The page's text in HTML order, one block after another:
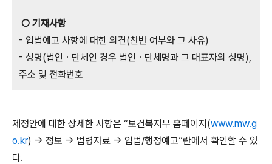
○ 기재사항
- 입법예고 사항에 대한 의견(찬반 여부와 그 사유)
- 성명(법인ㆍ단체인 경우 법인ㆍ단체명과 그 대표자의 성명),
주소 및 전화번호
제정안에 대한 상세한 사항은 “보건복지부 홈페이지(www.mw.g
o.kr) → 정보 → 법령자료 → 입법/행정예고”란에서 확인할 수 있
다.